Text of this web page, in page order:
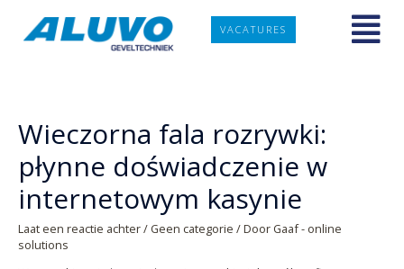
VACATURES
Wieczorna fala rozrywki:
płynne doświadczenie w
internetowym kasynie
Laat een reactie achter/ Geen categorie / Door Gaaf - online
solutions